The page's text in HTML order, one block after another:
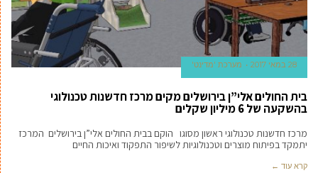
28 במאי 2017 מערכת 'מדינט'
בית החולים אלי”ן בירושלים מקים מרכז חדשנות טכנולוגי
בהשקעה של 6 מיליון שקלים
מרכז חדשנות טכנולוגי ראשון מסוגו הוקם בבית החולים אלי”ן בירושלים המרכז
יתמקד בפיתוח מוצרים וטכנולוגיות לשיפור התפקוד ואיכות החיים
קרא עוד ←